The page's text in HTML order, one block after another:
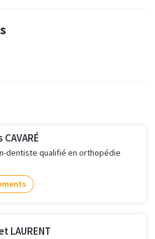
dentiste qualifié en orthopédie
LAURENT